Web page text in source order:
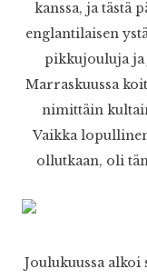
kanssa, ja tästä
englantilaisen
pikkujouluja ja
Marraskuussa
nimittäin
Vaikka
ollutkaan, oli
Joulukuussa